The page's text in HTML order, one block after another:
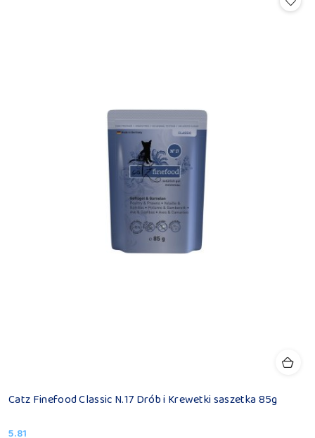
Catz Finefood Classic N.17 Drób i Krewetki saszetka 85g
5.81